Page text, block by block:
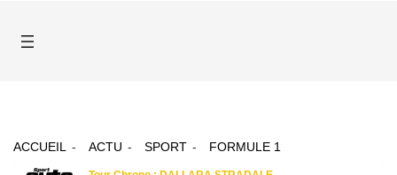
ACCUEIL ACTU SPORT FORMULE 1